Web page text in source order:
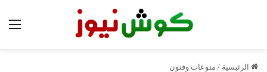
الرئيسية / منوعات وفنون